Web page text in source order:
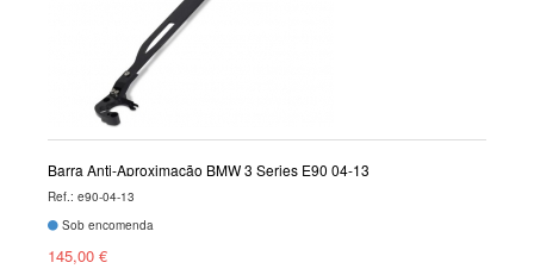
Barra Anti-Aproximação BMW 3 Series E90 04-13
Ref.: e90-04-13
Sob encomenda
145,00 €